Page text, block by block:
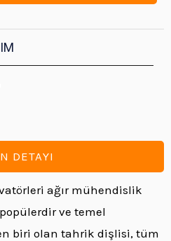
DETAYI
ağır mühendislik
ve temel
biri olan tahrik dişlisi, tüm